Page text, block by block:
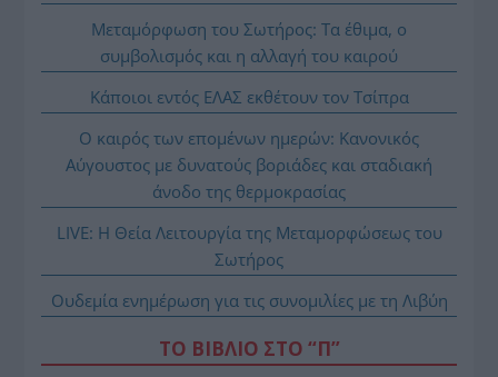
Μεταμόρφωση του Σωτήρος: Τα έθιμα, ο
συμβολισμός και η αλλαγή του καιρού
Κάποιοι εντός ΕΛΑΣ εκθέτουν τον Τσίπρα
Ο καιρός των επομένων ημερών: Κανονικός
Αύγουστος με δυνατούς βοριάδες και σταδιακή
άνοδο της θερμοκρασίας
LIVE: Η Θεία Λειτουργία της Μεταμορφώσεως του
Σωτήρος
Ουδεμία ενημέρωση για τις συνομιλίες με τη Λιβύη
ΤΟ ΒΙΒΛΙΟ ΣΤΟ “Π”